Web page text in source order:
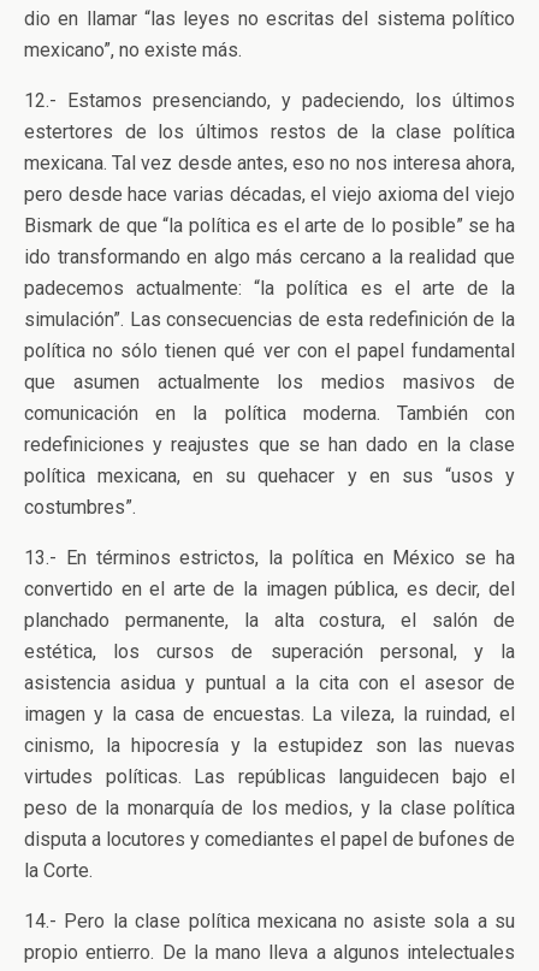
dio en llamar “las leyes no escritas del sistema político
mexicano”, no existe más.
12.- Estamos presenciando, y padeciendo, los últimos
estertores de los últimos restos de la clase política
mexicana. Tal vez desde antes, eso no nos interesa ahora,
pero desde hace varias décadas, el viejo axioma del viejo
Bismark de que “la política es el arte de lo posible” se ha
ido transformando en algo más cercano a la realidad que
padecemos actualmente: “la política es el arte de la
simulación”. Las consecuencias de esta redefinición de la
política no sólo tienen qué ver con el papel fundamental
que asumen actualmente los medios masivos de
comunicación en la política moderna. También con
redefiniciones y reajustes que se han dado en la clase
política mexicana, en su quehacer y en sus “usos y
costumbres”.
13.- En términos estrictos, la política en México se ha
convertido en el arte de la imagen pública, es decir, del
planchado permanente, la alta costura, el salón de
estética, los cursos de superación personal, y la
asistencia asidua y puntual a la cita con el asesor de
imagen y la casa de encuestas. La vileza, la ruindad, el
cinismo, la hipocresía y la estupidez son las nuevas
virtudes políticas. Las repúblicas languidecen bajo el
peso de la monarquía de los medios, y la clase política
disputa a locutores y comediantes el papel de bufones de
la Corte.
14.- Pero la clase política mexicana no asiste sola a su
propio entierro. De la mano lleva a algunos intelectuales